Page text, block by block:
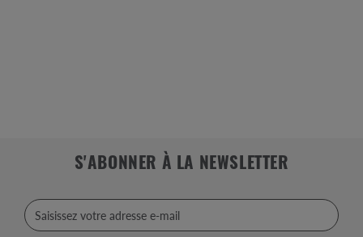
S'ABONNER À LA NEWSLETTER